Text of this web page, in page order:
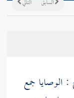
التالي السابق
الوصايا جمع